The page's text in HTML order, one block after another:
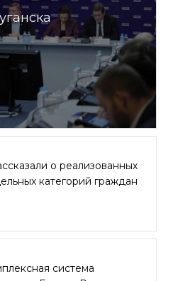
о реализованных
категорий граждан
система